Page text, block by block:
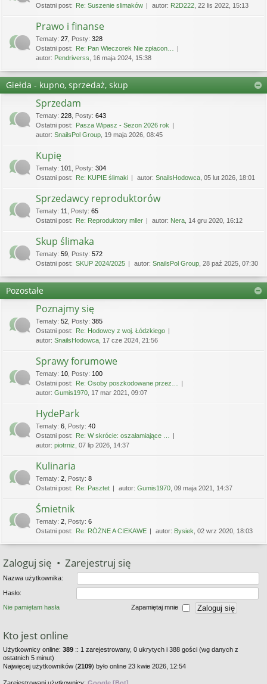
Ostatni post: Re: Suszenie slimaków autor: R2D222 , 22 lis 2022, 15:13
Prawo i finanse
Tematy: 27 Posty: 328
Ostatni post: Re: Pan Wieczorek Nie zpłacon…
autor: Pendriverss , 16 maja 2024, 15:38
Giełda - kupno, sprzedaż, skup
Sprzedam
Tematy: 228 Posty: 643
Ostatni post: Pasza Wipasz - Sezon 2026 rok
autor: SnailsPol Group , 19 maja 2026, 08:45
Kupię
Tematy: 101 Posty: 304
Ostatni post: Re: KUPIE ślimaki autor: SnailsHodowca , 05 lut 2026, 18:01
Sprzedawcy reproduktorów
Tematy: 11 Posty: 65
Ostatni post: Re: Reproduktory mller autor: Nera , 14 gru 2020, 16:12
Skup ślimaka
Tematy: 59 Posty: 572
Ostatni post: SKUP 2024/2025 autor: SnailsPol Group , 28 paź 2025, 07:30
Pozostałe
Poznajmy się
Tematy: 52 Posty: 385
Ostatni post: Re: Hodowcy z woj. Łódzkiego
autor: SnailsHodowca , 17 cze 2024, 21:56
Sprawy forumowe
Tematy: 10 Posty: 100
Ostatni post: Re: Osoby poszkodowane przez…
autor: Gumis1970 , 17 mar 2021, 09:07
HydePark
Tematy: 6 Posty: 40
Ostatni post: Re: W skrócie: oszałamiające …
autor: piotrniz , 07 lip 2026, 14:37
Kulinaria
Tematy: 2 Posty: 8
Ostatni post: Re: Pasztet autor: Gumis1970 , 09 maja 2021, 14:37
Śmietnik
Tematy: 2 Posty: 6
Ostatni post: Re: RÓŻNE A CIEKAWE autor: Bysiek , 02 wrz 2020, 18:03
Zaloguj się • Zarejestruj się
Nazwa użytkownika:
Hasło:
Nie pamiętam hasła Zapamiętaj mnie
Kto jest online
Użytkownicy online: 389 :: 1 zarejestrowany, 0 ukrytych i 388 gości (wg danych z
ostatnich 5 minut)
Najwięcej użytkowników (2109) było online 23 kwie 2026, 12:54